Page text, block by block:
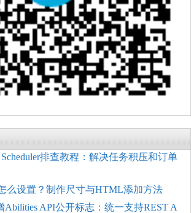
Scheduler排查教程：解决任务积压和订单
么设置？制作尺寸与HTML添加方法
Abilities API公开标志：统一支持REST A